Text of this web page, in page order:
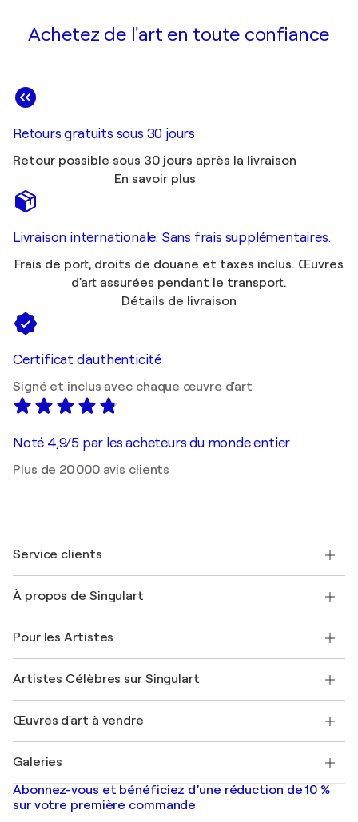
Achetez de l'art en toute confiance
Retours gratuits sous 30 jours
Retour possible sous 30 jours après la livraison
En savoir plus
Livraison internationale. Sans frais supplémentaires.
Frais de port, droits de douane et taxes inclus. Œuvres
d'art assurées pendant le transport.
Détails de livraison
Certificat d'authenticité
Signé et inclus avec chaque œuvre d'art
Noté 4,9/5 par les acheteurs du monde entier
Plus de 20 000 avis clients
Service clients
Expédition
Offrir une carte cadeau
Rejoignez notre programme commercial
Mon compte
+33 1 76 44 06 42
À propos de Singulart
FAQ
Magazine Singulart
Emplois
Découvrez une sélection d'art original
Pour les Artistes
Se connecter en tant qu'Artiste
Artistes Célèbres sur Singulart
Marc Chagall
Banksy
Mr. Brainwash
Shepard Fairey
Œuvres d'art à vendre
Tableaux abstraits à vendre
Peintures de paysage
Estampes
Galeries
Galeries d'art en France
Galeries d'art en Belgique
Abonnez-vous et bénéficiez d’une réduction de 10 %
sur votre première commande